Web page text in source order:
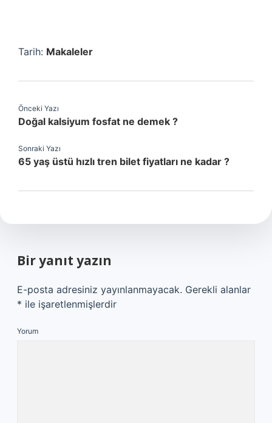
Tarih: Makaleler
Önceki Yazı
Doğal kalsiyum fosfat ne demek ?
Sonraki Yazı
65 yaş üstü hızlı tren bilet fiyatları ne kadar ?
Bir yanıt yazın
E-posta adresiniz yayınlanmayacak. Gerekli alanlar
* ile işaretlenmişlerdir
Yorum